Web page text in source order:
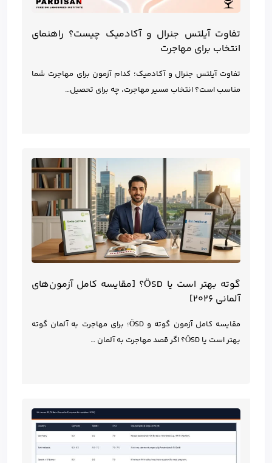
تفاوت آیلتس جنرال و آکادمیک چیست؟ راهنمای
انتخاب برای مهاجرت
تفاوت آیلتس جنرال و آکادمیک؛ کدام آزمون برای مهاجرت شما
مناسب است؟ انتخاب مسیر مهاجرت، چه برای تحصیل…
گوته بهتر است یا ÖSD؟ [مقایسه کامل آزمون‌های
آلمانی ۲۰۲۶]
مقایسه کامل آزمون گوته و ÖSD؛ برای مهاجرت به آلمان گوته
بهتر است یا ÖSD؟ اگر قصد مهاجرت به آلمان …